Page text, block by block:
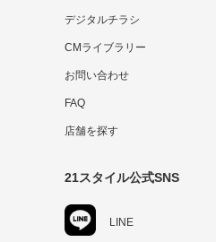
デジタルチラシ
CMライブラリー
お問い合わせ
FAQ
店舗を探す
21スタイル公式SNS
LINE